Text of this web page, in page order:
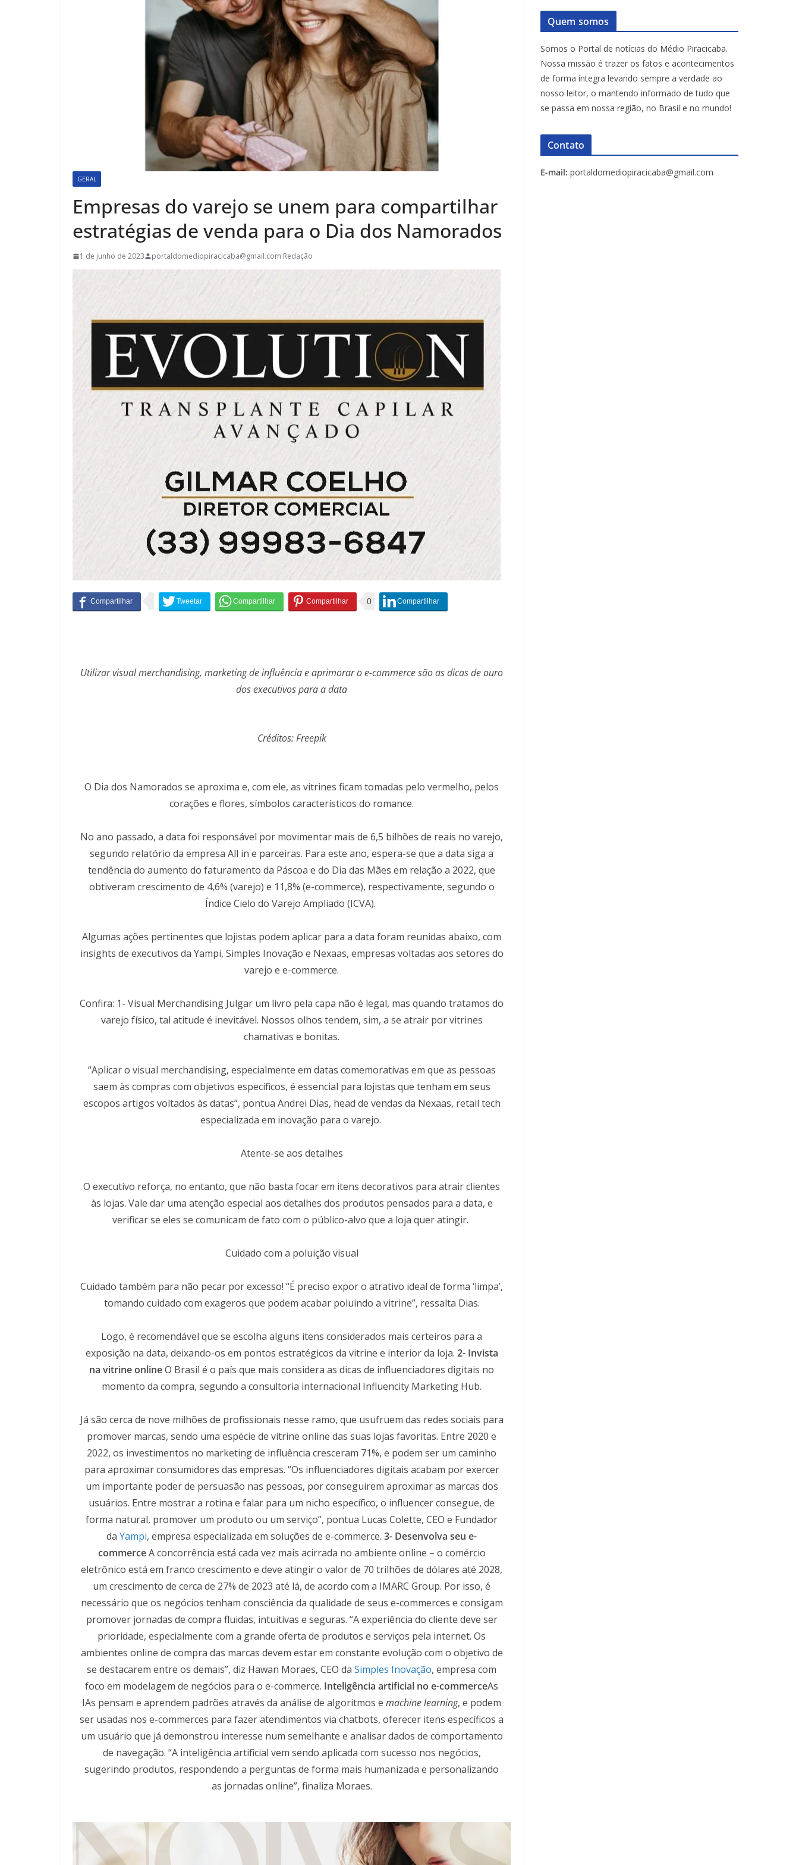
GERAL
Empresas do varejo se unem para compartilhar
estratégias de venda para o Dia dos Namorados
1 de junho de 2023 portaldomediopiracicaba@gmail.com Redação
0
Utilizar visual merchandising, marketing de influência e aprimorar o e-commerce são as dicas de ouro
dos executivos para a data
Créditos: Freepik
O Dia dos Namorados se aproxima e, com ele, as vitrines ficam tomadas pelo vermelho, pelos
corações e flores, símbolos característicos do romance.
No ano passado, a data foi responsável por movimentar mais de 6,5 bilhões de reais no varejo,
segundo relatório da empresa All in e parceiras. Para este ano, espera-se que a data siga a
tendência do aumento do faturamento da Páscoa e do Dia das Mães em relação a 2022, que
obtiveram crescimento de 4,6% (varejo) e 11,8% (e-commerce), respectivamente, segundo o
Índice Cielo do Varejo Ampliado (ICVA).
Algumas ações pertinentes que lojistas podem aplicar para a data foram reunidas abaixo, com
insights de executivos da Yampi, Simples Inovação e Nexaas, empresas voltadas aos setores do
varejo e e-commerce.
Confira: 1- Visual Merchandising Julgar um livro pela capa não é legal, mas quando tratamos do
varejo físico, tal atitude é inevitável. Nossos olhos tendem, sim, a se atrair por vitrines
chamativas e bonitas.
“Aplicar o visual merchandising, especialmente em datas comemorativas em que as pessoas
saem às compras com objetivos específicos, é essencial para lojistas que tenham em seus
escopos artigos voltados às datas”, pontua Andrei Dias, head de vendas da Nexaas, retail tech
especializada em inovação para o varejo.
Atente-se aos detalhes
O executivo reforça, no entanto, que não basta focar em itens decorativos para atrair clientes
às lojas. Vale dar uma atenção especial aos detalhes dos produtos pensados para a data, e
verificar se eles se comunicam de fato com o público-alvo que a loja quer atingir.
Cuidado com a poluição visual
Cuidado também para não pecar por excesso! “É preciso expor o atrativo ideal de forma ‘limpa’,
tomando cuidado com exageros que podem acabar poluindo a vitrine”, ressalta Dias.
Logo, é recomendável que se escolha alguns itens considerados mais certeiros para a
exposição na data, deixando-os em pontos estratégicos da vitrine e interior da loja. 2- Invista
na vitrine onlineO Brasil é o país que mais considera as dicas de influenciadores digitais no
momento da compra, segundo a consultoria internacional Influencity Marketing Hub.
Já são cerca de nove milhões de profissionais nesse ramo, que usufruem das redes sociais para
promover marcas, sendo uma espécie de vitrine online das suas lojas favoritas. Entre 2020 e
2022, os investimentos no marketing de influência cresceram 71%, e podem ser um caminho
para aproximar consumidores das empresas. “Os influenciadores digitais acabam por exercer
um importante poder de persuasão nas pessoas, por conseguirem aproximar as marcas dos
usuários. Entre mostrar a rotina e falar para um nicho específico, o influencer consegue, de
forma natural, promover um produto ou um serviço”, pontua Lucas Colette, CEO e Fundador
da Yampi, empresa especializada em soluções de e-commerce. 3- Desenvolva seu e-
commerceA concorrência está cada vez mais acirrada no ambiente online – o comércio
eletrônico está em franco crescimento e deve atingir o valor de 70 trilhões de dólares até 2028,
um crescimento de cerca de 27% de 2023 até lá, de acordo com a IMARC Group. Por isso, é
necessário que os negócios tenham consciência da qualidade de seus e-commerces e consigam
promover jornadas de compra fluidas, intuitivas e seguras. “A experiência do cliente deve ser
prioridade, especialmente com a grande oferta de produtos e serviços pela internet. Os
ambientes online de compra das marcas devem estar em constante evolução com o objetivo de
se destacarem entre os demais”, diz Hawan Moraes, CEO da Simples Inovação, empresa com
foco em modelagem de negócios para o e-commerce. Inteligência artificial no e-commerceAs
IAs pensam e aprendem padrões através da análise de algoritmos e machine learning, e podem
ser usadas nos e-commerces para fazer atendimentos via chatbots, oferecer itens específicos a
um usuário que já demonstrou interesse num semelhante e analisar dados de comportamento
de navegação. “A inteligência artificial vem sendo aplicada com sucesso nos negócios,
sugerindo produtos, respondendo a perguntas de forma mais humanizada e personalizando
as jornadas online”, finaliza Moraes.
Quem somos
Somos o Portal de notícias do Médio Piracicaba.
Nossa missão é trazer os fatos e acontecimentos
de forma íntegra levando sempre a verdade ao
nosso leitor, o mantendo informado de tudo que
se passa em nossa região, no Brasil e no mundo!
Contato
E-mail: portaldomediopiracicaba@gmail.com